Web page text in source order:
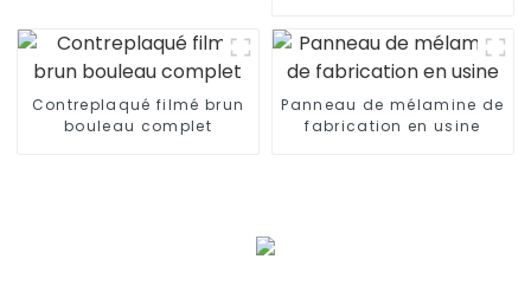
Contreplaqué filmé brun
bouleau complet
Panneau de mélamine de
fabrication en usine